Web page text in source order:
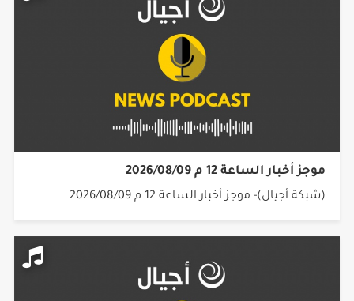
موجز أخبار الساعة 12 م 2026/08/09
(شبكة أجيال)- موجز أخبار الساعة 12 م 2026/08/09